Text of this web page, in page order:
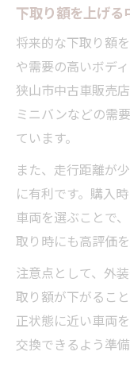
下取り額を上げ
将来的な下取り額
や需要の高いボデ
狭山市中古車販売
ミニバンなどの需
ています。
また、走行距離が
に有利です。購入
車両を選ぶことで
取り時にも高評価
注意点として、外
取り額が下がるこ
正状態に近い車両
交換できるよう準